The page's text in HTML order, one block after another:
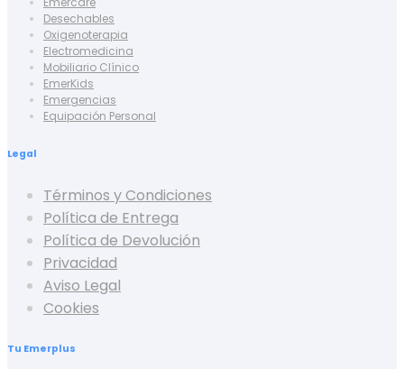
Desechables
Oxigenoterapia
Electromedicina
Mobiliario Clínico
EmerKids
Emergencias
Equipación Personal
Legal
Términos y Condiciones
Política de Entrega
Política de Devolución
Privacidad
Aviso Legal
Cookies
Tu Emerplus